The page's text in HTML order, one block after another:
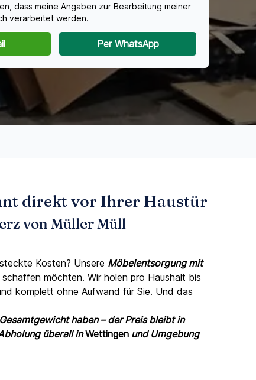
dass meine Angaben zur Bearbeitung meiner
verarbeitet werden.
Per WhatsApp
direkt vor Ihrer Haustür
von Müller Müll
Kosten? Unsere Möbelentsorgung mit
möchten. Wir holen pro Haushalt bis
komplett ohne Aufwand für Sie. Und das
haben – der Preis bleibt in
überall inWettingen und Umgebung